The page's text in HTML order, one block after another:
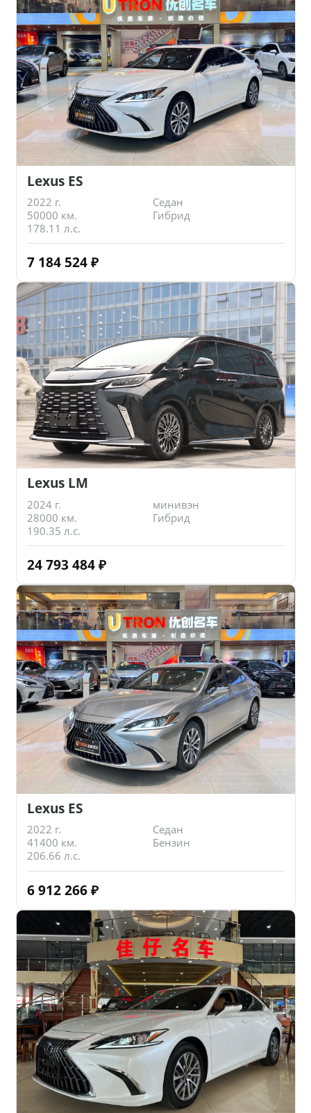
Lexus ES
2022 г.
Седан
50000 км.
Гибрид
178.11 л.с.
7 184 524 ₽
Lexus LM
2024 г.
минивэн
28000 км.
Гибрид
190.35 л.с.
24 793 484 ₽
Lexus ES
2022 г.
Седан
41400 км.
Бензин
206.66 л.с.
6 912 266 ₽